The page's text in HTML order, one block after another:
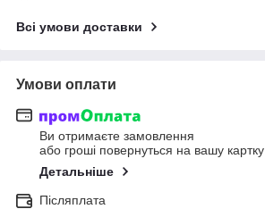
Всі умови доставки
Умови оплати
Ви отримаєте замовлення
або гроші повернуться на вашу картку
Детальніше
Післяплата